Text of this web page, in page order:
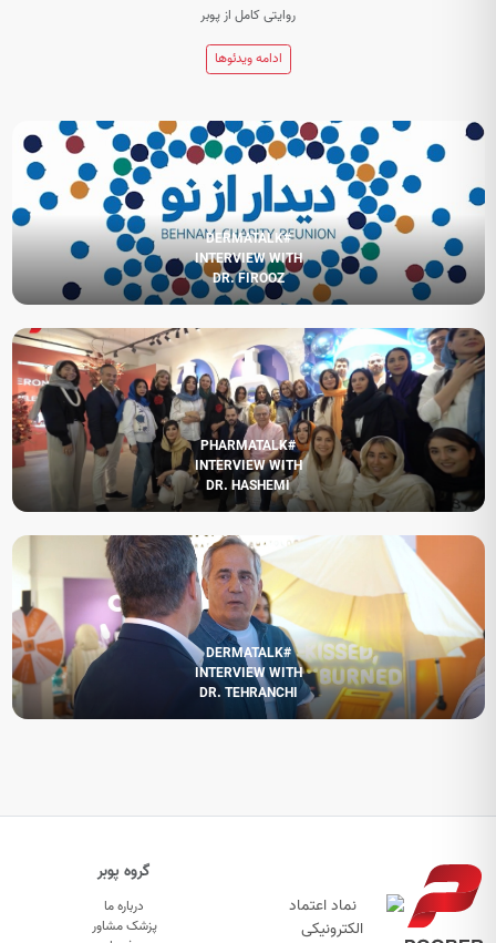
روایتی کامل از پوبر
ادامه ویدئوها
#DERMATALK
INTERVIEW WITH
DR. FIROOZ
#PHARMATALK
INTERVIEW WITH
DR. HASHEMI
#DERMATALK
INTERVIEW WITH
DR. TEHRANCHI
گروه پوبر
درباره ما
پزشک مشاور